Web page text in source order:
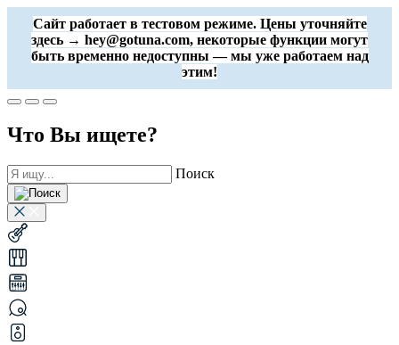
Сайт работает в тестовом режиме. Цены уточняйте
здесь → hey@gotuna.com, некоторые функции могут
быть временно недоступны — мы уже работаем над
этим!
Что Вы ищете?
Поиск